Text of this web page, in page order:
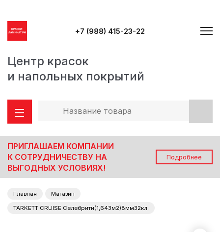
+7 (988) 415-23-22
Центр красок
и напольных покрытий
ПРИГЛАШАЕМ КОМПАНИИ
К СОТРУДНИЧЕСТВУ НА
ВЫГОДНЫХ УСЛОВИЯХ!
Подробнее
Главная Магазин
TARKETT CRUISE Селебрити(1,643м2)8мм32кл.